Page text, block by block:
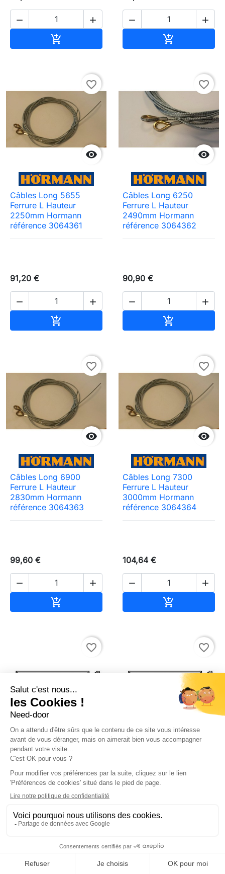
 

 


favorite_border
Câbles Long 5655
Ferrure L Hauteur
2250mm Hormann
référence 3064361
91,20 €
 


favorite_border
Câbles Long 6250
Ferrure L Hauteur
2490mm Hormann
référence 3064362
90,90 €
 


favorite_border
Câbles Long 6900
Ferrure L Hauteur
2830mm Hormann
référence 3064363
99,60 €
 


favorite_border
Câbles Long 7300
Ferrure L Hauteur
3000mm Hormann
référence 3064364
104,64 €
 

favorite_border
Cadre type D 680mm
Hormann Référence
4004981

favorite_border
Hormann Référence
4005250
Voir détails
Need-door